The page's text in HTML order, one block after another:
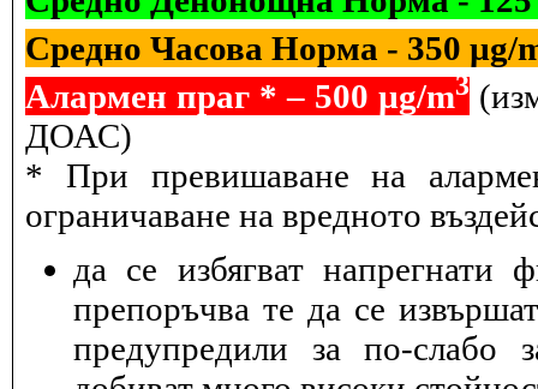
Средно Часова Норма - 350 µg/
Алармен праг * – 500 µg/m3
ДОАС)
* При превишаване на
ограничаване на вредното
да се избягват напрегнати
препоръчва те да се
предупредили за по-слабо